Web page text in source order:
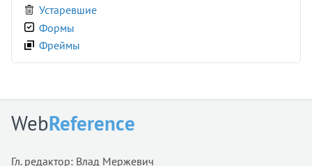
Устаревшие
Формы
Фреймы
WebReference
Гл. редактор: Влад Мержевич